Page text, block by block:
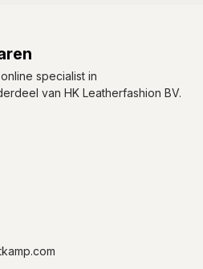
specialist in
van HK Leatherfashion BV.